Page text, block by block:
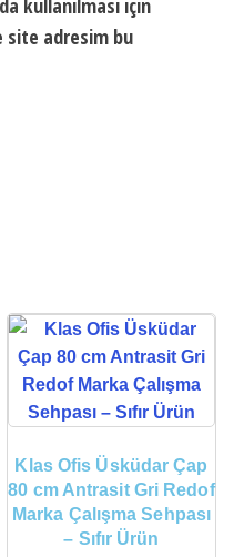
kullanılması için
site adresim bu
Klas Ofis Üsküdar Çap
80 cm Antrasit Gri Redof
Marka Çalışma Sehpası
– Sıfır Ürün